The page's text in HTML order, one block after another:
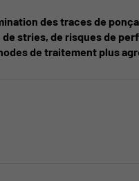
des traces de
stries, de risques de
de traitement plus